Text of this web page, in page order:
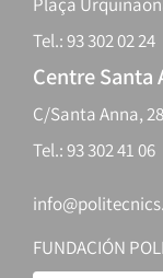
Tel.: 93 302 02 24
Centre Santa
C/Santa Anna,
Tel.: 93 302 41 06
FUNDACIÓN